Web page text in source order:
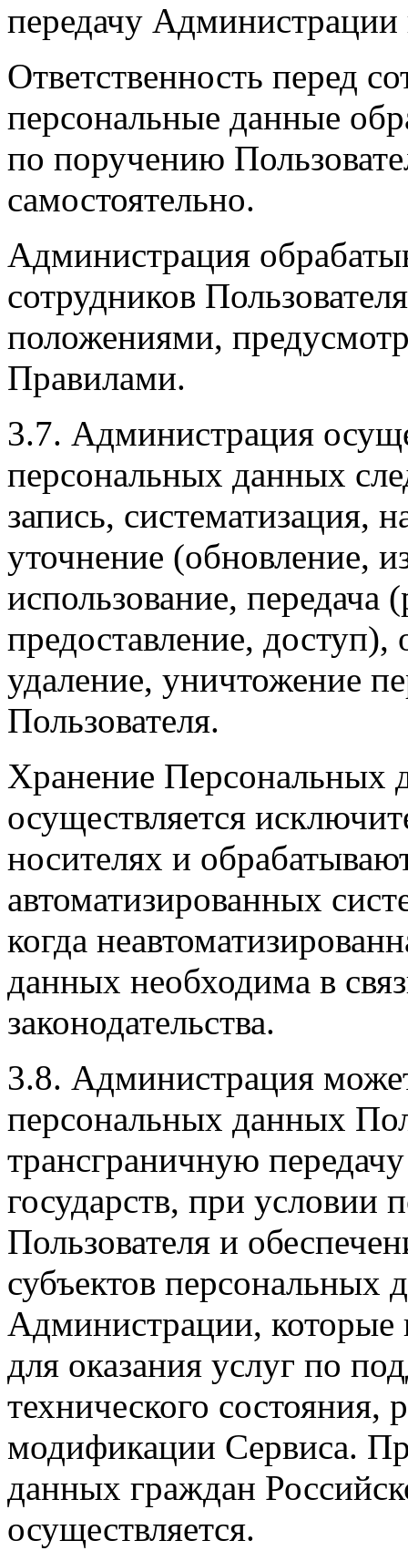
передачу
Ответственность перед
персональные данные
по поручению
самостоятельно.
Администрация
сотрудников
положениями,
Правилами.
3.7. Администрация
персональных данных
запись, систематизация,
уточнение (обновление,
использование, передача
предоставление, доступ),
удаление, уничтожение
Пользователя.
Хранение Персональных
осуществляется
носителях и
автоматизированных
когда
данных необходима в
законодательства.
3.8. Администрация
персональных данных
трансграничную
государств, при условии
Пользователя и
субъектов персональных
Администрации, которые
для оказания услуг по
технического состояния,
модификации Сервиса.
данных граждан
осуществляется.